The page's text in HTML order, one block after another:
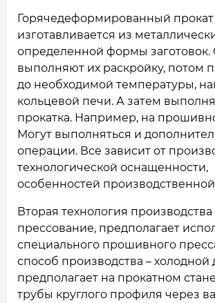
Горячедеформированный прокат
изготавливается из
определенной формы заготовок.
выполняют их раскройку, потом
до необходимой температуры,
кольцевой печи. А затем
прокатка. Например, на
Могут выполняться и
операции. Все зависит от
технологической оснащенности,
особенностей
Вторая технология производства
прессование, предполагает
специального прошивного
способ производства –
предполагает на прокатном
трубы круглого профиля через